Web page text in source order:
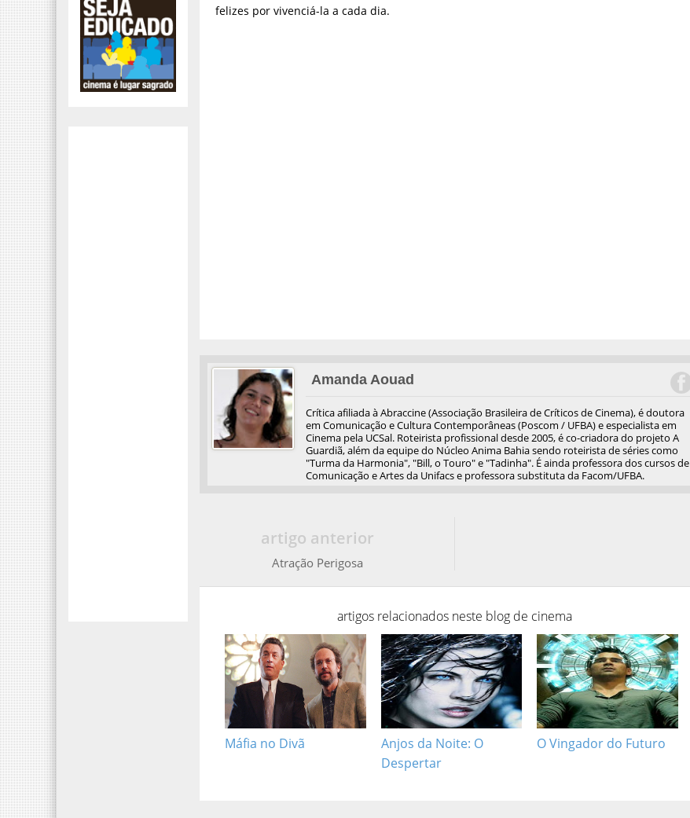
felizes por vivenciá-la a cada dia.
Amanda Aouad
Crítica afiliada à Abraccine (Associação Brasileira de Críticos de Cinema), é doutora
em Comunicação e Cultura Contemporâneas (Poscom / UFBA) e especialista em
Cinema pela UCSal. Roteirista profissional desde 2005, é co-criadora do projeto A
Guardiã, além da equipe do Núcleo Anima Bahia sendo roteirista de séries como
"Turma da Harmonia", "Bill, o Touro" e "Tadinha". É ainda professora dos cursos de
Comunicação e Artes da Unifacs e professora substituta da Facom/UFBA.
artigo anterior
Atração Perigosa
artigos relacionados neste blog de cinema
O Vingador do Futuro
Anjos da Noite: O
Despertar
Máfia no Divã